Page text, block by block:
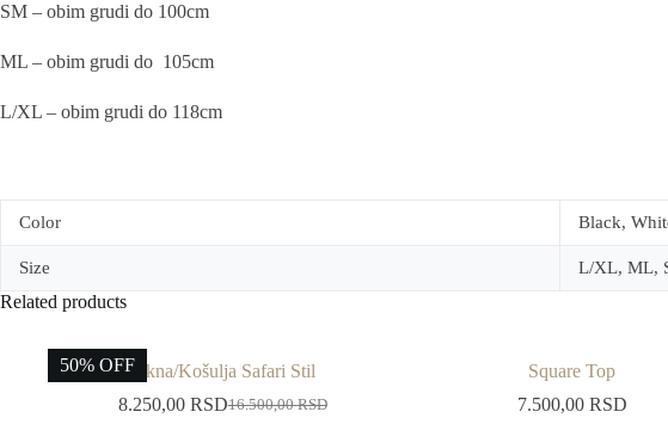
SM – obim grudi do 100cm
ML – obim grudi do 105cm
L/XL – obim grudi do 118cm
Color Black,
Size L/XL, ML,
Related products
50% OFFJakna/Košulja Safari Stil
16.500,00RSD
Original
8.250,00 RSDCurrent
Square Top
7.500,00 RSD